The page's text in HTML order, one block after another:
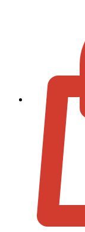
Zur Kassa